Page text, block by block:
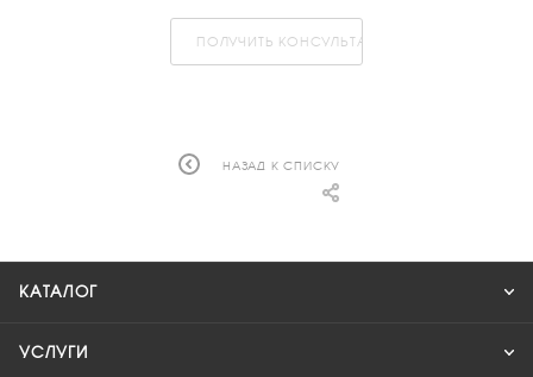
ПОЛУЧИТЬ КОНСУЛЬТАЦИЮ
НАЗАД К СПИСКУ
КАТАЛОГ
УСЛУГИ